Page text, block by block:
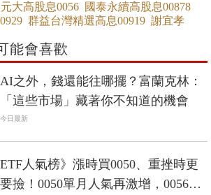
元大高股息0056 國泰永續高股息00878
群益台灣精選高息00919 謝宜孝
能會喜歡
AI之外，錢還能往哪擺？富蘭克林：
「這些市場」藏著你不知道的機會
今日最新
ETF人氣榜》漲時買0050、重挫時更
要撿！0050單月人氣再激增，0056重